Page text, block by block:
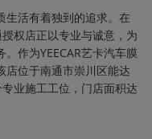
生活有着独到的追求。在
权店正以专业与诚意，为
作为YEECAR艺卡汽车膜
店位于南通市崇川区能达
业施工工位，门店面积达